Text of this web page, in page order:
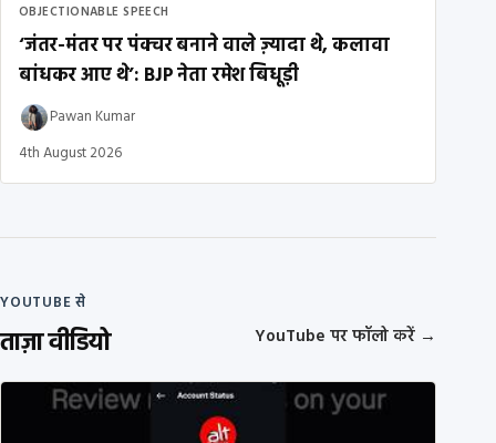
OBJECTIONABLE SPEECH
‘जंतर-मंतर पर पंक्चर बनाने वाले ज़्यादा थे, कलावा
बांधकर आए थे’: BJP नेता रमेश बिधूड़ी
Pawan Kumar
4th August 2026
YOUTUBE से
ताज़ा वीडियो YouTube पर फॉलो करें →